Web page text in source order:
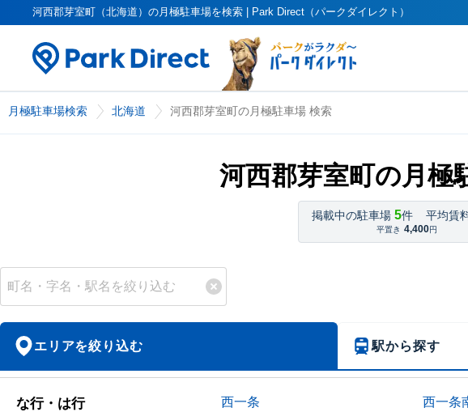
河西郡芽室町（北海道）の月極駐車場を検索 | Park Direct（パークダイレクト）
月極駐車場検索 北海道 河西郡芽室町の月極駐車場 検索
河西郡芽室町の月極
掲載中の駐車場 5件 平均賃
平置き 4,400円
エリアを絞り込む 駅から探す
な行・は行 西一条 西一条